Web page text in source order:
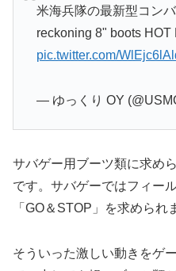
米海兵隊の最新型コン
reckoning 8" boots HOT
pic.twitter.com/
— ゆっくり OY
サバゲー用ブーツ類に求め
です。サバゲーではフィー
「GO＆STOP」を求められ
そういった激しい動きをゲ